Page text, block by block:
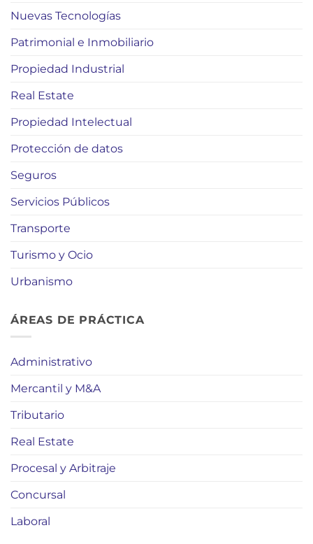
Nuevas Tecnologías
Patrimonial e Inmobiliario
Propiedad Industrial
Real Estate
Propiedad Intelectual
Protección de datos
Seguros
Servicios Públicos
Transporte
Turismo y Ocio
Urbanismo
ÁREAS DE PRÁCTICA
Administrativo
Mercantil y M&A
Tributario
Real Estate
Procesal y Arbitraje
Concursal
Laboral